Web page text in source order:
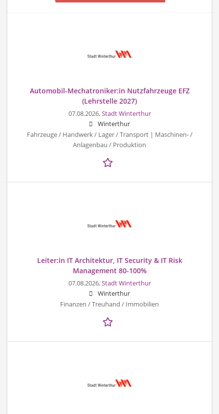
Automobil-Mechatroniker:in Nutzfahrzeuge EFZ
(Lehrstelle 2027)
07.08.2026,Stadt Winterthur
Winterthur
Fahrzeuge / Handwerk / Lager / Transport | Maschinen- /
Anlagenbau / Produktion
Leiter:in IT Architektur, IT Security & IT Risk
Management 80-100%
07.08.2026,Stadt Winterthur
Winterthur
Finanzen / Treuhand / Immobilien